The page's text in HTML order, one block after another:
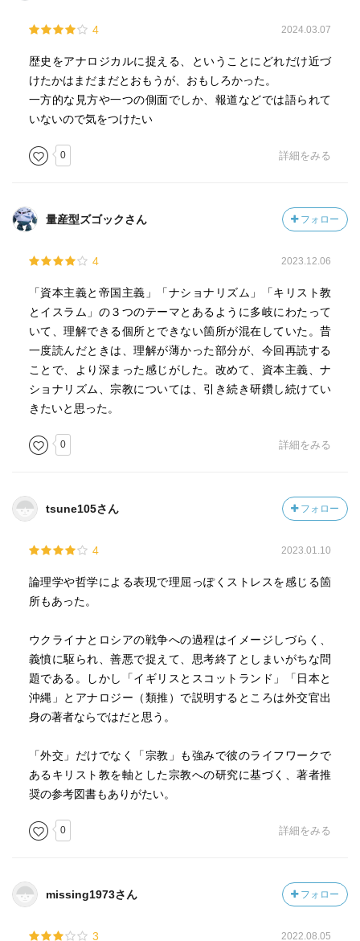
4 2024.03.07
歴史をアナロジカルに捉える、ということにどれだけ近づ
けたかはまだまだとおもうが、おもしろかった。
一方的な見方や一つの側面でしか、報道などでは語られて
いないので気をつけたい
0 詳細をみる
量産型ズゴックさん フォロー
4 2023.12.06
「資本主義と帝国主義」「ナショナリズム」「キリスト教
とイスラム」の３つのテーマとあるように多岐にわたって
いて、理解できる個所とできない箇所が混在していた。昔
一度読んだときは、理解が薄かった部分が、今回再読する
ことで、より深まった感じがした。改めて、資本主義、ナ
ショナリズム、宗教については、引き続き研鑽し続けてい
きたいと思った。
0 詳細をみる
tsune105さん フォロー
4 2023.01.10
論理学や哲学による表現で理屈っぽくストレスを感じる箇
所もあった。
ウクライナとロシアの戦争への過程はイメージしづらく、
義憤に駆られ、善悪で捉えて、思考終了としまいがちな問
題である。しかし「イギリスとスコットランド」「日本と
沖縄」とアナロジー（類推）で説明するところは外交官出
身の著者ならではだと思う。
「外交」だけでなく「宗教」も強みで彼のライフワークで
あるキリスト教を軸とした宗教への研究に基づく、著者推
奨の参考図書もありがたい。
0 詳細をみる
missing1973さん フォロー
3 2022.08.05